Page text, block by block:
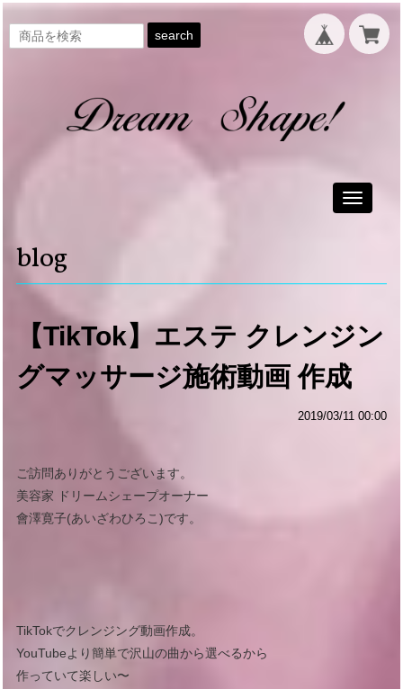
search
Toggle
blog
【TikTok】エステ クレンジン
グマッサージ施術動画 作成
2019/03/11 00:00
ご訪問ありがとうございます。
美容家 ドリームシェープオーナー
會澤寛子(あいざわひろこ)です。
TikTokでクレンジング動画作成。
YouTubeより簡単で沢山の曲から選べるから
作っていて楽しい〜